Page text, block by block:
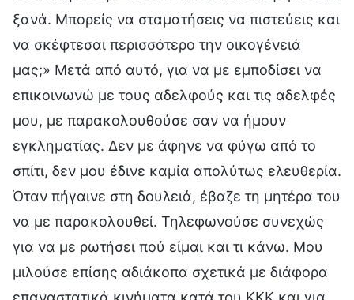
ξανά. Μπορείς να σταματήσεις να πιστεύεις και
να σκέφτεσαι περισσότερο την οικογένειά
μας;» Μετά από αυτό, για να με εμποδίσει να
επικοινωνώ με τους αδελφούς και τις αδελφές
μου, με παρακολουθούσε σαν να ήμουν
εγκληματίας. Δεν με άφηνε να φύγω από το
σπίτι, δεν μου έδινε καμία απολύτως ελευθερία.
Όταν πήγαινε στη δουλειά, έβαζε τη μητέρα του
να με παρακολουθεί. Τηλεφωνούσε συνεχώς
για να με ρωτήσει πού είμαι και τι κάνω. Μου
μιλούσε επίσης αδιάκοπα σχετικά με διάφορα